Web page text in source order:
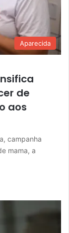
Aparecida
de
aos
campanha
mama, a